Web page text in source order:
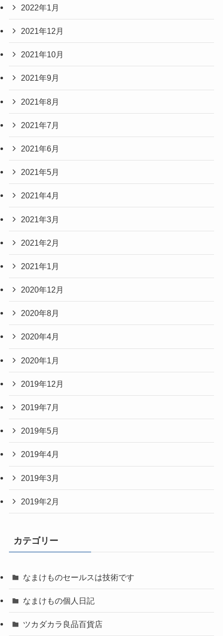
2022年1月
2021年12月
2021年10月
2021年9月
2021年8月
2021年7月
2021年6月
2021年5月
2021年4月
2021年3月
2021年2月
2021年1月
2020年12月
2020年8月
2020年4月
2020年1月
2019年12月
2019年7月
2019年5月
2019年4月
2019年3月
2019年2月
カテゴリー
なまけものセールスは技術です
なまけもの個人日記
ツカダカラ良品百貨店